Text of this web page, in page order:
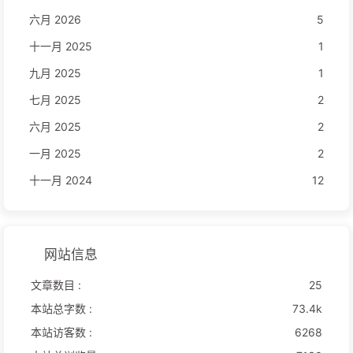
六月 2026
5
十一月 2025
1
九月 2025
1
七月 2025
2
六月 2025
2
一月 2025
2
十一月 2024
12
网站信息
文章数目 :
25
本站总字数 :
73.4k
本站访客数 :
6268